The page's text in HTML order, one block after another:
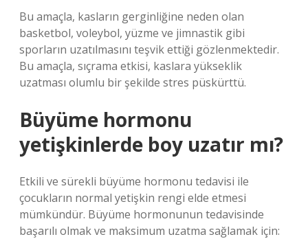
Bu amaçla, kasların gerginliğine neden olan
basketbol, ​​voleybol, yüzme ve jimnastik gibi
sporların uzatılmasını teşvik ettiği gözlenmektedir.
Bu amaçla, sıçrama etkisi, kaslara yükseklik
uzatması olumlu bir şekilde stres püskürttü.
Büyüme hormonu
yetişkinlerde boy uzatır mı?
Etkili ve sürekli büyüme hormonu tedavisi ile
çocukların normal yetişkin rengi elde etmesi
mümkündür. Büyüme hormonunun tedavisinde
başarılı olmak ve maksimum uzatma sağlamak için: